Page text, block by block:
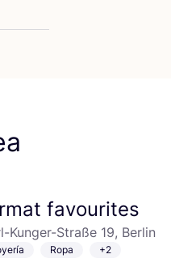
favourites
Kunger-Straße 19, Berlin
Ropa +2